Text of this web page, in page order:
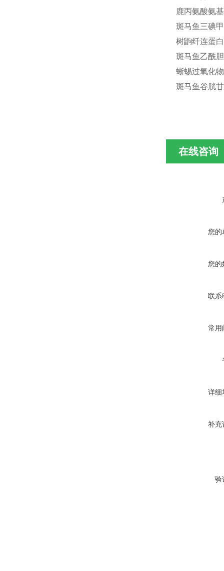
鹿丙氨酸氨
斑马鱼三碘
树鼩纤连蛋
斑马鱼乙酰
蜥蜴过氧化
斑马鱼谷胱
在线咨询
您的
您的
联系
常用
详细
补充
验